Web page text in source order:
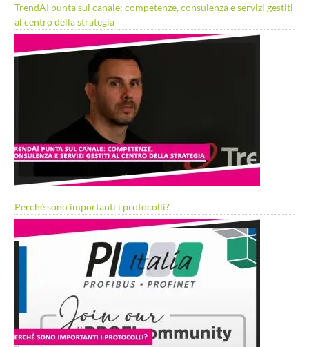
TrendAI punta sul canale: competenze, consulenza e servizi gestiti
al centro della strategia
Perché sono importanti i protocolli?